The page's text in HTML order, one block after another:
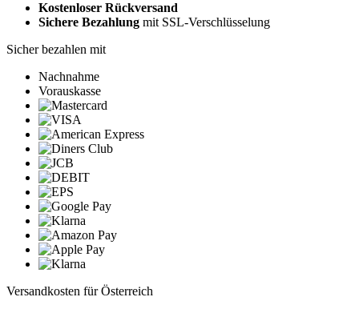
Kostenloser Rückversand
Sichere Bezahlung mit SSL-Verschlüsselung
Sicher bezahlen mit
Nachnahme
Vorauskasse
Versandkosten für Österreich